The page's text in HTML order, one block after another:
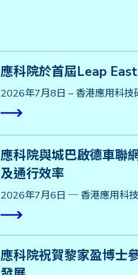
應科院於首屆Leap
2026年7月8日 – 香港應用科技
應科院與城巴啟德車聯
及通行效率
2026年7月6日 ─ 香港應用科
應科院祝賀黎家盈博士